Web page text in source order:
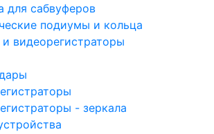
для сабвуферов
подиумы и кольца
видеорегистраторы
- зеркала